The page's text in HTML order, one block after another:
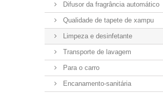
Difusor da fragrância automático
Qualidade de tapete de xampu
Limpeza e desinfetante
Transporte de lavagem
Para o carro
Encanamento-sanitária